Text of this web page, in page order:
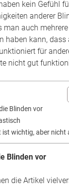
kein Gefühl
anderer
man auch mehrere
haben kann, dass
für
nicht gut
Blinden vor
ist wichtig, aber nicht
Blinden vor
die Artikel